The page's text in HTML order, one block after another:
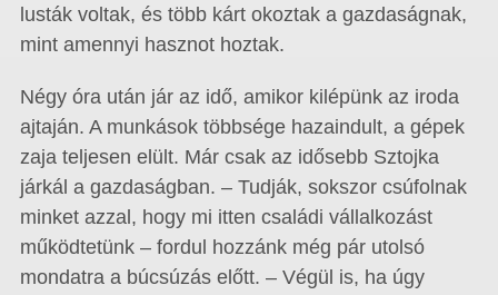
lusták voltak, és több kárt okoztak a gazdaságnak,
mint amennyi hasznot hoztak.
Négy óra után jár az idő, amikor kilépünk az iroda
ajtaján. A munkások többsége hazaindult, a gépek
zaja teljesen elült. Már csak az idősebb Sztojka
járkál a gazdaságban. – Tudják, sokszor csúfolnak
minket azzal, hogy mi itten családi vállalkozást
működtetünk – fordul hozzánk még pár utolsó
mondatra a búcsúzás előtt. – Végül is, ha úgy